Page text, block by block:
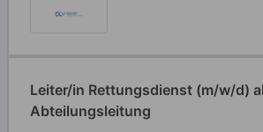
Leiter/in Rettungsdienst (m/w/d)
Abteilungsleitung